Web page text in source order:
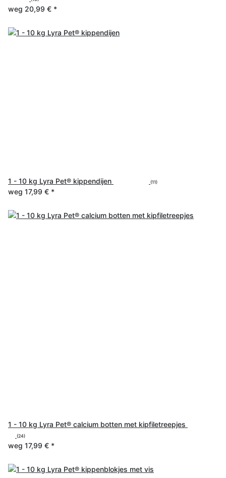
weg 20,99 € *
1 - 10 kg Lyra Pet® kippendijen (11)
weg 17,99 € *
1 - 10 kg Lyra Pet® calcium botten met kipfiletreepjes
(24)
weg 17,99 € *